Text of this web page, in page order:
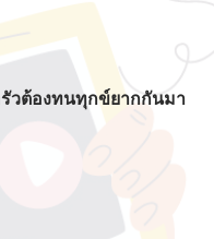
วต้องทนทุกข์ยากกันมา